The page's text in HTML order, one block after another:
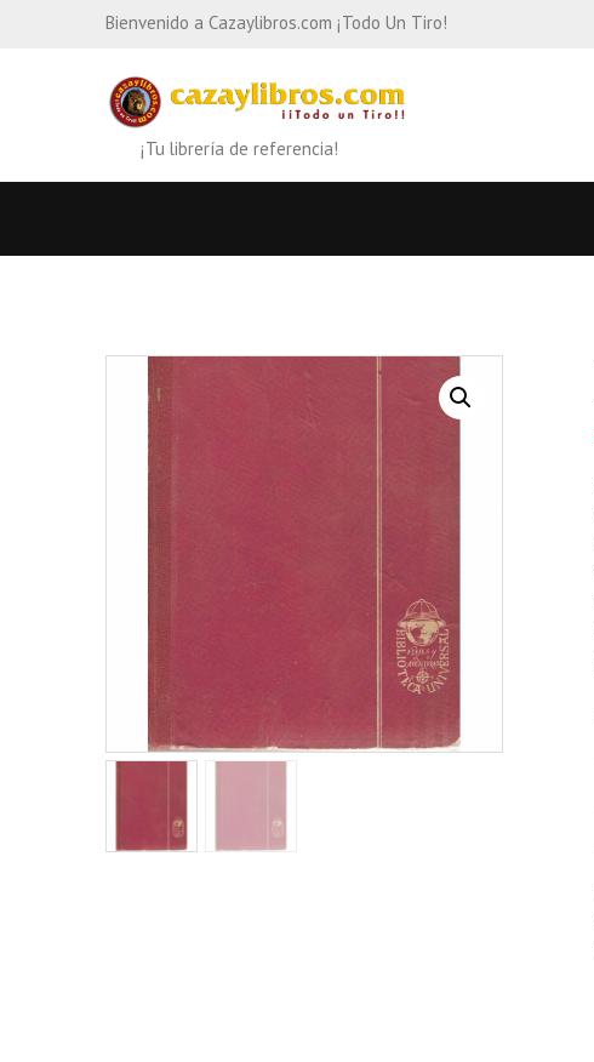
Bienvenido a Cazaylibros.com ¡Todo Un Tiro!
¡Tu librería de referencia!